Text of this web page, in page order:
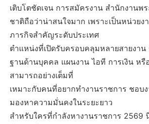
เติบโตชัดเจน การสมัครงาน สำนักงานพ
ชาติถือว่าน่าสนใจมาก เพราะเป็นหน่วย
ภารกิจสำคัญระดับประเทศ
ตำแหน่งที่เปิดรับครอบคลุมหลายสายงา
ฐานด้านบุคคล แผนงาน ไอที การเงิน หรื
สามารถอย่างเต็มที่
เหมาะกับคนที่อยากทำงานราชการ ชอบ
มองหาความมั่นคงในระยะยาว
สำหรับใครที่กำลังหางานราชการ 2569